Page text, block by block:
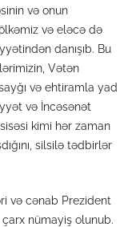
və onun
və eləcə də
danışıb. Bu
Vətən
və ehtiramla yad
və İncəsənət
kimi hər zaman
silsilə tədbirlər
və cənab Prezident
çarx nümayiş olunub.